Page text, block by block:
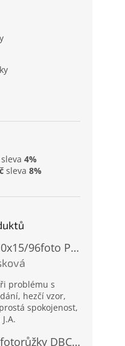
sleva 4%
sleva 8%
FOTOALBUM 10x15/96foto PP-4696 MIX
je 5 z 5 hvězdiček.
problému s
hezčí vzor,
spokojenost,
Fotoalbum na fotorůžky DBCL-30 Homage 2